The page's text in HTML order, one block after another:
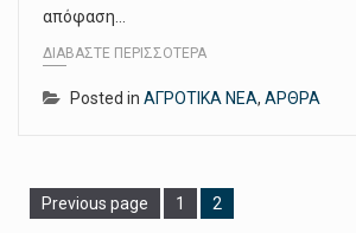
απόφαση…
ΔΙΑΒΆΣΤΕ ΠΕΡΙΣΣΌΤΕΡΑ
Posted in ΑΓΡΟΤΙΚΑ ΝΕΑ, ΑΡΘΡΑ
Previous page Page
1 Page
2